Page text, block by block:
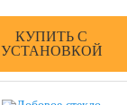
КУПИТЬ С
УСТАНОВКОЙ